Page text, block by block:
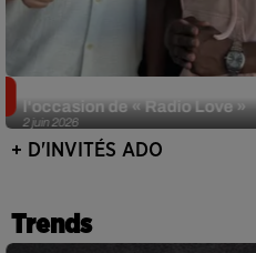
2 juin 2026
l'occasion de « Radio Love »
+ D'INVITÉS ADO
Trends